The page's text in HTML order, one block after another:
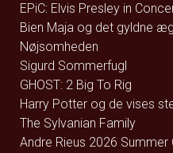
EPiC: Elvis Presley in
Bien Maja og det gyldne æg
Nøjsomheden
Sigurd Sommerfugl
GHOST: 2 Big To Rig
Harry Potter og de vises
The Sylvanian Family
Andre Rieus 2026